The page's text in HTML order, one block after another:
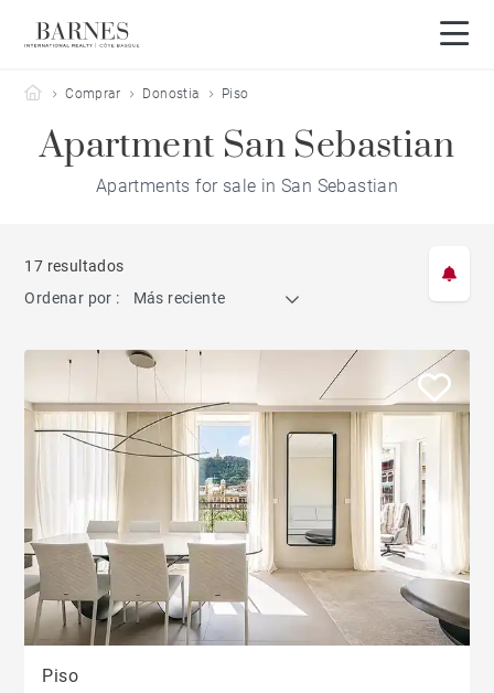
Barnes Côte Basque
Comprar Donostia Piso
Apartment San Sebastian
Apartments for sale in San Sebastian
17 resultados
Ordenar por :
Más reciente
Piso